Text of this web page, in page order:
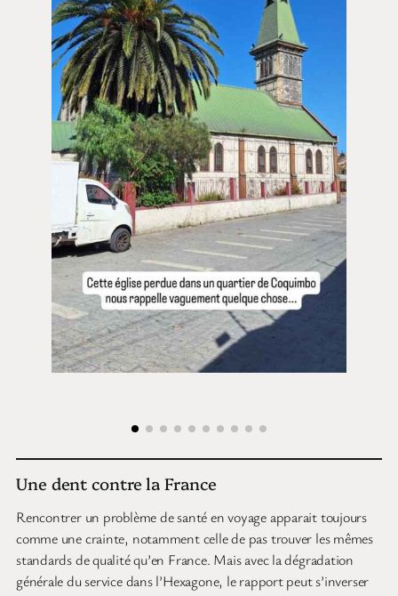
Une dent contre la France
Rencontrer un problème de santé en voyage apparait toujours
comme une crainte, notamment celle de pas trouver les mêmes
standards de qualité qu’en France. Mais avec la dégradation
générale du service dans l’Hexagone, le rapport peut s’inverser